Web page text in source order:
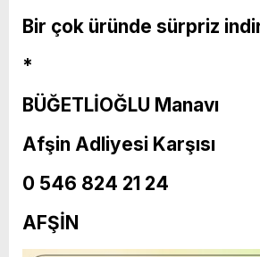
Bir çok üründe sürpriz
*
BÜĞETLİOĞLU Manavı
Afşin Adliyesi Karşısı
0 546 824 21 24
AFŞİN